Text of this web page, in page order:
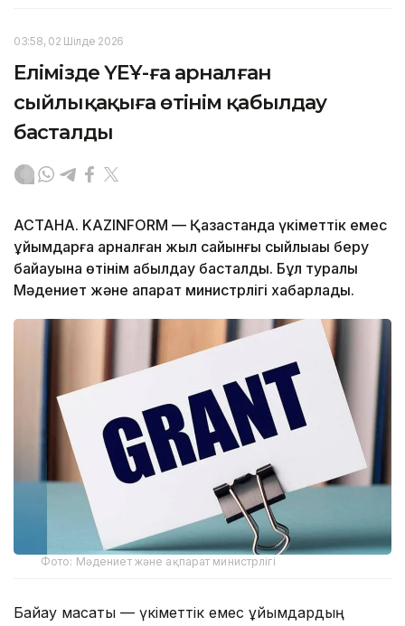
03:58, 02 Шілде 2026
Елімізде ҮЕҰ-ға арналған
сыйлықақыға өтінім қабылдау
басталды
АСТАНА. KAZINFORM — Қазақстанда үкіметтік емес
ұйымдарға арналған жыл сайынғы сыйлықақы беру
байқауына өтінім қабылдау басталды. Бұл туралы
Мәдениет және ақпарат министрлігі хабарлады.
Фото: Мәдениет және ақпарат министрлігі
Байқау мақсаты — үкіметтік емес ұйымдардың